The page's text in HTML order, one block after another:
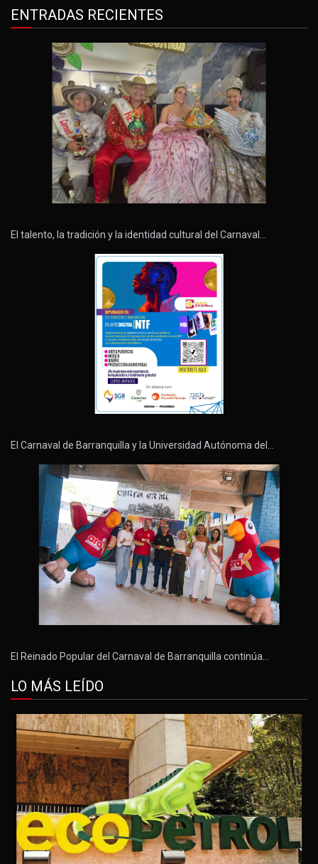
ENTRADAS RECIENTES
El talento, la tradición y la identidad cultural del Carnaval…
El Carnaval de Barranquilla y la Universidad Autónoma del…
El Reinado Popular del Carnaval de Barranquilla continúa…
LO MÁS LEÍDO